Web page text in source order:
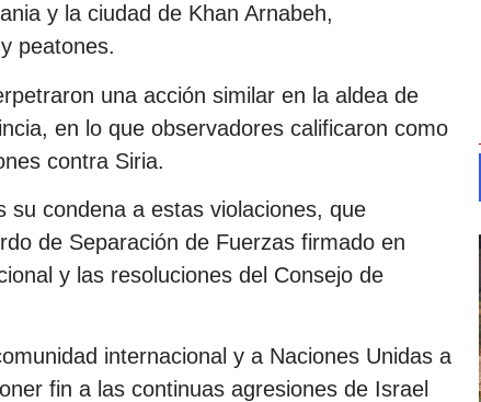
y la ciudad de Khan Arnabeh,
peatones.
una acción similar en la aldea de
en lo que observadores calificaron como
contra Siria.
su condena a estas violaciones, que
de Separación de Fuerzas firmado en
y las resoluciones del Consejo de
internacional y a Naciones Unidas a
fin a las continuas agresiones de Israel